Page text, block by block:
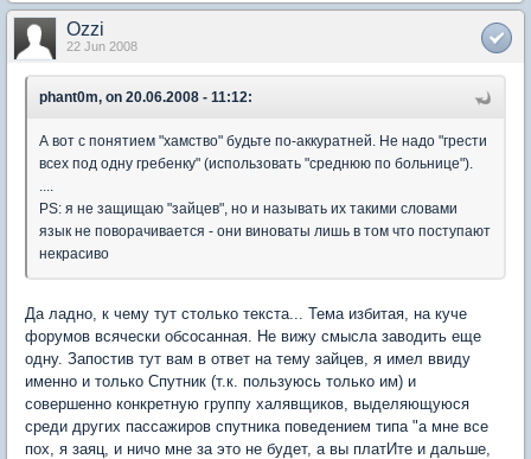
Ozzi
22 Jun 2008
phant0m, on 20.06.2008 - 11:12:
А вот с понятием "хамство" будьте по-аккуратней. Не надо "грести
всех под одну гребенку" (использовать "среднюю по больнице").
....
PS: я не защищаю "зайцев", но и называть их такими словами
язык не поворачивается - они виноваты лишь в том что поступают
некрасиво
Да ладно, к чему тут столько текста... Тема избитая, на куче
форумов всячески обсосанная. Не вижу смысла заводить еще
одну. Запостив тут вам в ответ на тему зайцев, я имел ввиду
именно и только Спутник (т.к. пользуюсь только им) и
совершенно конкретную группу халявщиков, выделяющуюся
среди других пассажиров спутника поведением типа "а мне все
пох, я заяц, и ничо мне за это не будет, а вы платИте и дальше,